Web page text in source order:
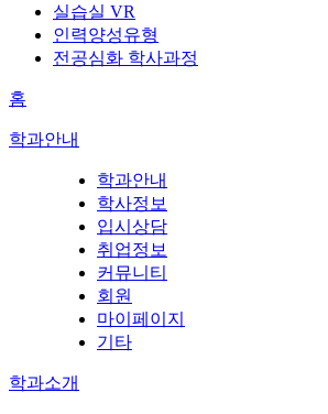
실습실 VR
인력양성유형
전공심화 학사과정
홈
학과안내
학과안내
학사정보
입시상담
취업정보
커뮤니티
회원
마이페이지
기타
학과소개